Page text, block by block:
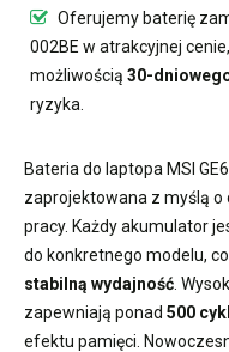
Oferujemy baterię
002BE w atrakcyjnej
możliwością 30-
ryzyka.
Bateria do laptopa MSI
zaprojektowana z myślą o
pracy. Każdy akumulator
do konkretnego modelu,
stabilną wydajność .
zapewniają ponad 500
efektu pamięci.